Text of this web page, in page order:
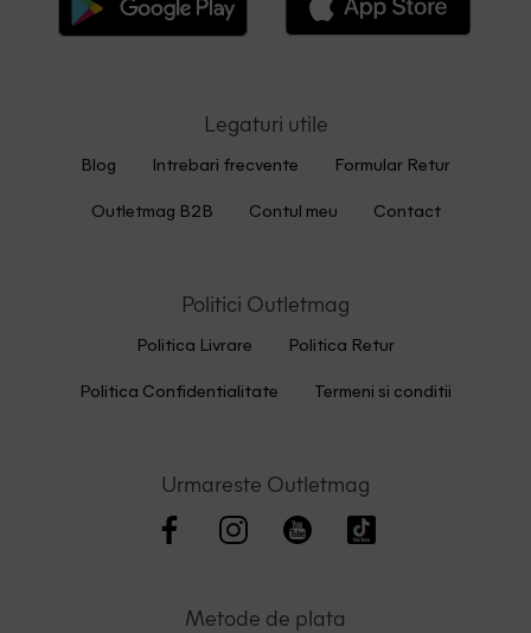
Legaturi utile
Blog Intrebari frecvente Formular Retur
Outletmag B2B Contul meu Contact
Politici Outletmag
Politica Livrare Politica Retur
Politica Confidentialitate Termeni si conditii
Urmareste Outletmag
Metode de plata